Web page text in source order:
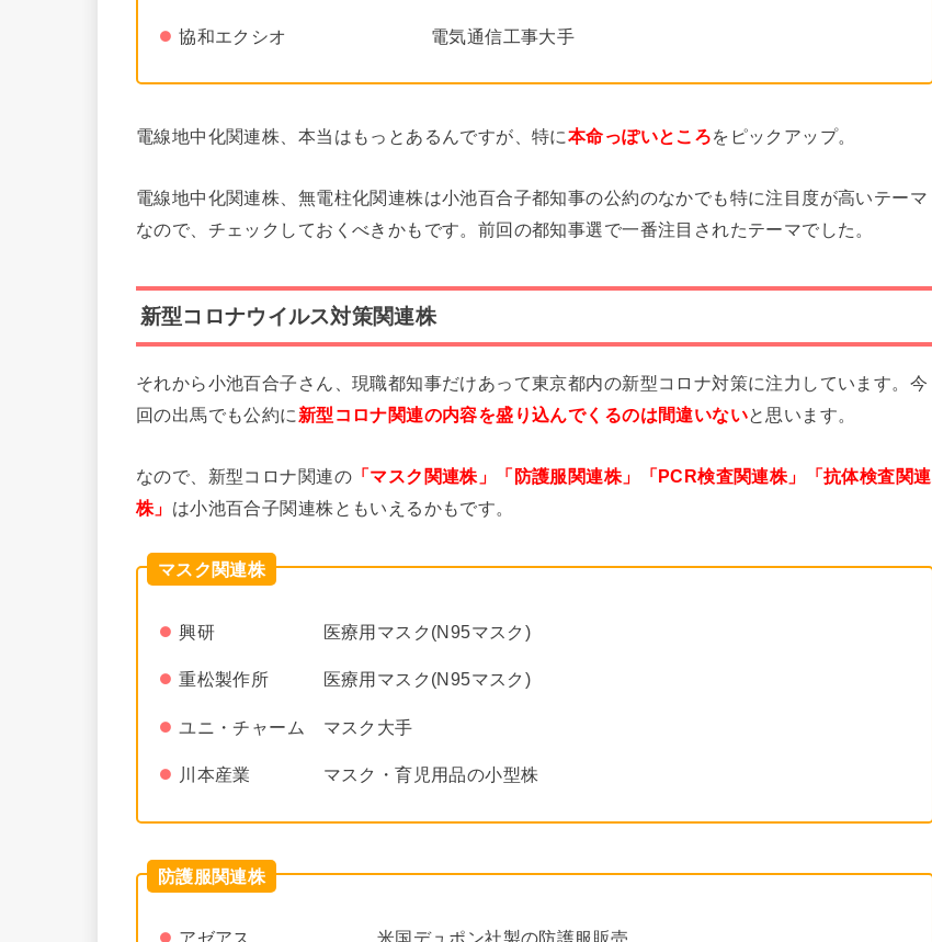
協和エクシオ 電気通信工事大手
電線地中化関連株、本当はもっとあるんですが、特に本命っぽいところをピックアップ。
電線地中化関連株、無電柱化関連株は小池百合子都知事の公約のなかでも特に注目度が高いテーマ
なので、チェックしておくべきかもです。前回の都知事選で一番注目されたテーマでした。
新型コロナウイルス対策関連株
それから小池百合子さん、現職都知事だけあって東京都内の新型コロナ対策に注力しています。今
回の出馬でも公約に 新型コロナ関連の内容を盛り込んでくるのは間違いないと思います。
なので、新型コロナ関連の「マスク関連株」「防護服関連株」「PCR検査関連株」「抗体検査関連
株」 は小池百合子関連株ともいえるかもです。
マスク関連株
興研 医療用マスク(N95マスク)
重松製作所 医療用マスク(N95マスク)
ユニ・チャーム マスク大手
川本産業 マスク・育児用品の小型株
防護服関連株
アゼアス 米国デュポン社製の防護服販売